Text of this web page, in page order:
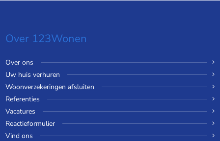
Over 123Wonen
Over ons
Uw huis verhuren
Woonverzekeringen afsluiten
Referenties
Vacatures
Reactieformulier
Vind ons